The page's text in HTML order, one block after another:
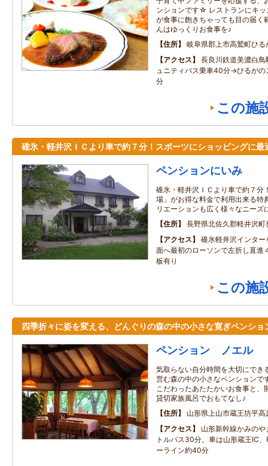
ンションです☆ レストランにキッ
が食事に飽きちゃっても目の届く
んはゆっくりお食事を♪
住所
岐阜県郡上市高鷲町ひ
アクセス
長良川鉄道美濃白
ュニティバス乗車40分→ひるがの
分
この施
碓氷・軽井沢ＩＣより車で約７分！スポーツにショッピングに最
ペンションにいみ
碓氷・軽井沢ＩＣより車で約７分
場」がお得な料金で利用出来る特
リエーションも広く様々なニーズ
住所
長野県北佐久郡軽井沢町
アクセス
碓氷軽井沢インタ
面へ最初のローソンで左折し直進
板有り
この施
四季折々に姿を変える、どんぐりの森の中の小さな寛ぎペンショ
ペンション ノエル
気取らない自分時間を大切にでき
営む森の中の小さなペンションで
こだわったあたたかいお食事と、
貸切家族風呂でおもてなし♪
住所
山形県上山市蔵王坊平高
アクセス
山形新幹線かみの
トルバス30分。車は山形蔵王IC
ーライン約40分